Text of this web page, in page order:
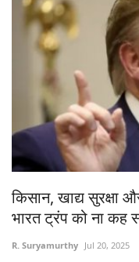
किसान, खाद्य सुरक्षा और
भारत ट्रंप को ना कह
R. Suryamurthy Jul 20, 2025